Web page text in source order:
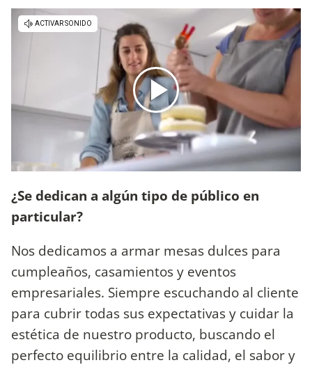
¿Se dedican a algún tipo de público en
particular?
Nos dedicamos a armar mesas dulces para
cumpleaños, casamientos y eventos
empresariales. Siempre escuchando al cliente
para cubrir todas sus expectativas y cuidar la
estética de nuestro producto, buscando el
perfecto equilibrio entre la calidad, el sabor y